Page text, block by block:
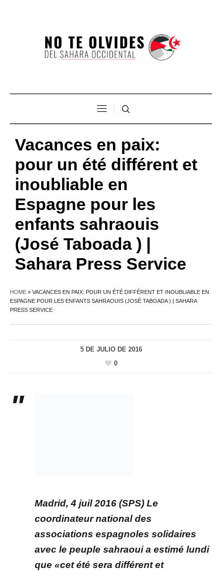
Vacances en paix:
pour un été différent et
inoubliable en
Espagne pour les
enfants sahraouis
(José Taboada ) |
Sahara Press Service
HOME » VACANCES EN PAIX: POUR UN ÉTÉ DIFFÉRENT ET INOUBLIABLE EN
ESPAGNE POUR LES ENFANTS SAHRAOUIS (JOSÉ TABOADA ) | SAHARA
PRESS SERVICE
5 DE JULIO DE 2016
0
Madrid, 4 juil 2016 (SPS) Le
coordinateur national des
associations espagnoles solidaires
avec le peuple sahraoui a estimé lundi
que «cet été sera différent et